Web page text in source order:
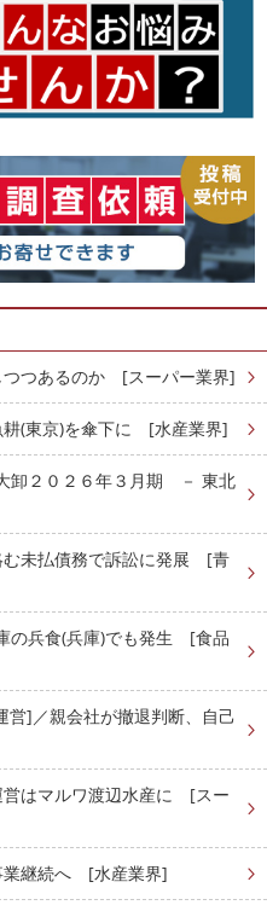
つつあるのか [スーパー業界]
耕(東京)を傘下に [水産業界]
卸２０２６年３月期 － 東北
む未払債務で訴訟に発展 [青
の兵食(兵庫)でも発生 [食品
]／親会社が撤退判断、自己
営はマルワ渡辺水産に [スー
業継続へ [水産業界]